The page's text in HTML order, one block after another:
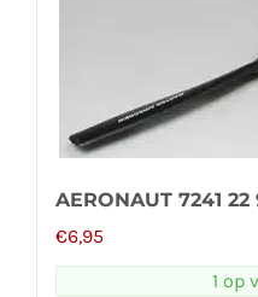
AERONAUT 7241 22
€6,95
1 op